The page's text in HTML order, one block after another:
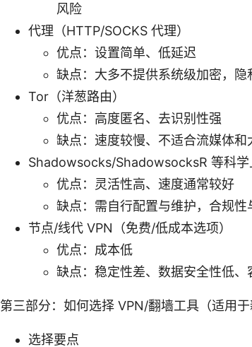
风险
代理（HTTP/SOCKS 代理）
优点：设置简单、低延迟
缺点：大多不提供系统级加密，
Tor（洋葱路由）
优点：高度匿名、去识别性强
缺点：速度较慢、不适合流媒体
Shadowsocks/ShadowsocksR 等科学
优点：灵活性高、速度通常较好
缺点：需自行配置与维护，合规
节点/线代 VPN（免费/低成本选项）
优点：成本低
缺点：稳定性差、数据安全性低、
第三部分：如何选择 VPN/翻墙工具（适用于
选择要点